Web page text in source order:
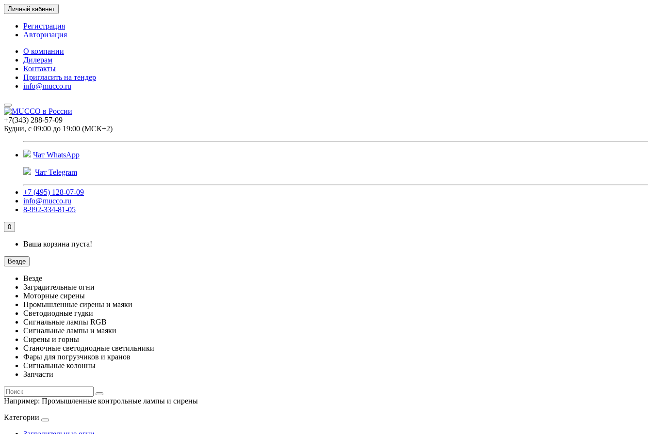
Личный кабинет
Регистрация
Авторизация
О компании
Дилерам
Контакты
Пригласить на тендер
info@mucco.ru
+7(343) 288-57-09
Будни, с 09:00 до 19:00 (МСК+2)
Чат WhatsApp
Чат Telegram
+7 (495) 128-07-09
info@mucco.ru
8-992-334-81-05
0
Ваша корзина пуста!
Везде
Везде
Заградительные огни
Моторные сирены
Промышленные сирены и маяки
Светодиодные гудки
Сигнальные лампы RGB
Сигнальные лампы и маяки
Сирены и горны
Станочные светодиодные светильники
Фары для погрузчиков и кранов
Сигнальные колонны
Запчасти
Например: Промышленные контрольные лампы и сирены
Категории